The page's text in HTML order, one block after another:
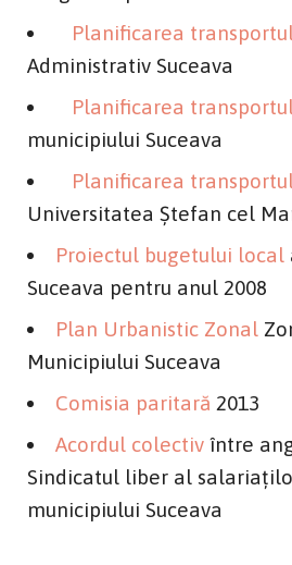
Planificarea
Administrativ Suceava
Planificarea
municipiului Suceava
Planificarea
Universitatea Ştefan cel
Proiectul bugetului local
Suceava pentru anul 2008
Plan Urbanistic Zonal
Municipiului Suceava
Comisia paritară 2013
Acordul colectiv între
Sindicatul liber al
municipiului Suceava